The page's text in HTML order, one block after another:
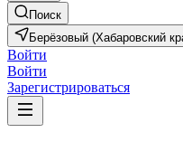
Поиск
Берёзовый (Хабаровский
Войти
Войти
Зарегистрироваться